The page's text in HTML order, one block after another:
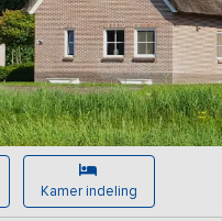
Kamer indeling